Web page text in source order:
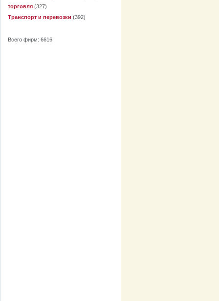
торговля (327)
Транспорт и перевозки (392)
Всего фирм: 6616